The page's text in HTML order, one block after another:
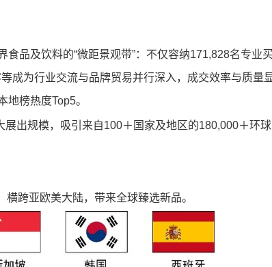
品及饮料的“微距景观带”：不仅容纳171,828名专业
成为行业交流与品牌贸易并行深入，成交效率与质量
地榜热度Top5。
出规模，吸引来自100＋国家及地区的180,000＋环球
跨亚欧美大陆，带来全球臻选新品。